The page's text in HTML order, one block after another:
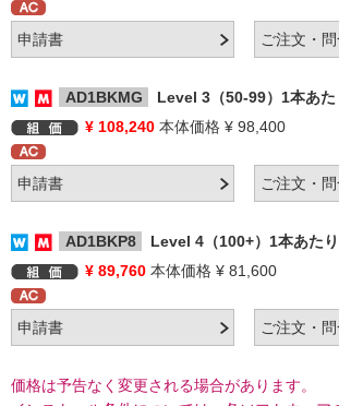
AD1BKMG
Level 3（50-99）1本あた
¥ 108,240 本体価格 ¥ 98,400
AD1BKP8
Level 4（100+）1本あたり
¥ 89,760 本体価格 ¥ 81,600
価格は予告なく変更される場合があります。